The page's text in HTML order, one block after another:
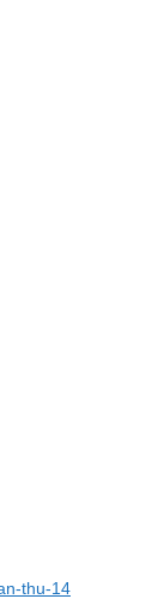
thu-14